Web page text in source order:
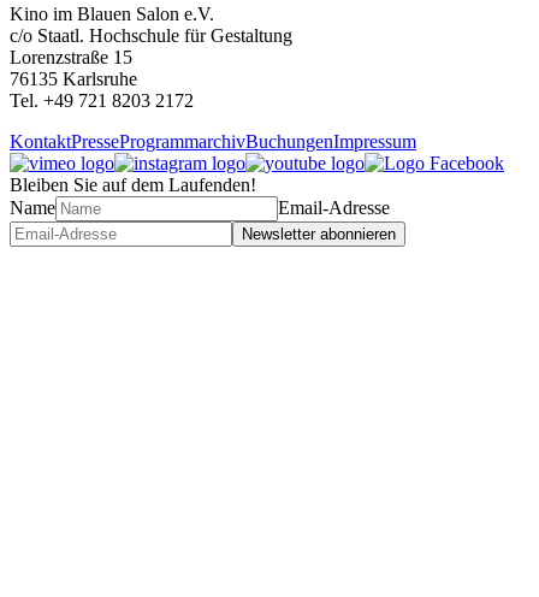
Kino im Blauen Salon e.V.
c/o Staatl. Hochschule für Gestaltung
Lorenzstraße 15
76135 Karlsruhe
Tel. +49 721 8203 2172
KontaktPresseProgrammarchivBuchungenImpressum
Bleiben Sie auf dem Laufenden!
Name
Email-Adresse
Newsletter abonnieren